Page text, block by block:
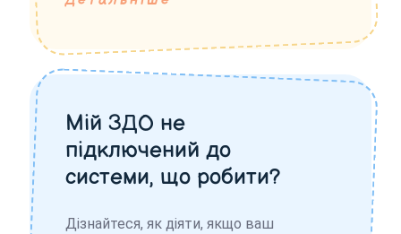
Мій ЗДО не
підключений до
системи, що робити?
Дізнайтеся, як діяти, якщо ваш